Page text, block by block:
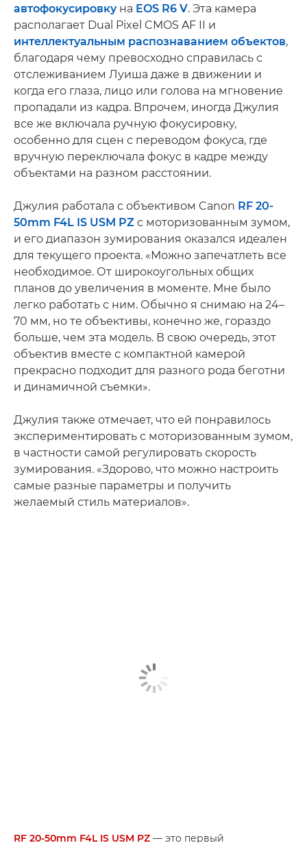
автофокусировкуна EOS R6 V. Эта камера
располагает Dual Pixel CMOS AF II и
интеллектуальным распознаванием объектов,
благодаря чему превосходно справилась с
отслеживанием Луиша даже в движении и
когда его глаза, лицо или голова на мгновение
пропадали из кадра. Впрочем, иногда Джулия
все же включала ручную фокусировку,
особенно для сцен с переводом фокуса, где
вручную переключала фокус в кадре между
объектами на разном расстоянии.
Джулия работала с объективом Canon RF 20-
50mm F4L IS USM PZ с моторизованным зумом,
и его диапазон зумирования оказался идеален
для текущего проекта. «Можно запечатлеть все
необходимое. От широкоугольных общих
планов до увеличения в моменте. Мне было
легко работать с ним. Обычно я снимаю на 24–
70 мм, но те объективы, конечно же, гораздо
больше, чем эта модель. В свою очередь, этот
объектив вместе с компактной камерой
прекрасно подходит для разного рода беготни
и динамичной съемки».
Джулия также отмечает, что ей понравилось
экспериментировать с моторизованным зумом,
в частности самой регулировать скорость
зумирования. «Здорово, что можно настроить
самые разные параметры и получить
желаемый стиль материалов».
RF 20-50mm F4L IS USM PZ — это первый